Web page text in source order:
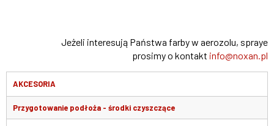
Jeżeli interesują Państwa farby w aerozolu, spraye
prosimy o kontakt info@noxan.pl
AKCESORIA
Przygotowanie podłoża - środki czyszczące